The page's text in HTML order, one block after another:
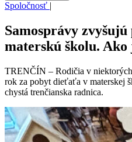
Spoločnosť |
Samosprávy
materskú školu.
TRENČÍN – Rodičia v niektorých
rok za pobyt dieťaťa v materskej
chystá trenčianska radnica.